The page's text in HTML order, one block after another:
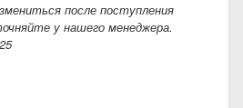
после поступления
у нашего менеджера.